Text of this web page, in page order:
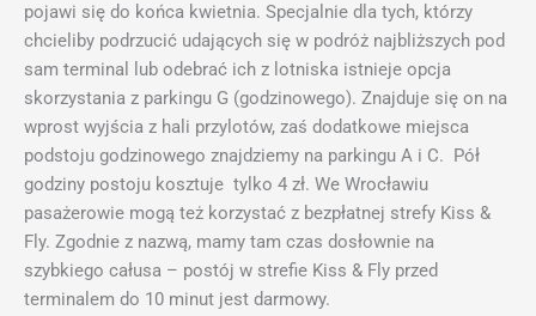
pojawi się do końca kwietnia. Specjalnie dla tych, którzy
chcieliby podrzucić udających się w podróż najbliższych pod
sam terminal lub odebrać ich z lotniska istnieje opcja
skorzystania z parkingu G (godzinowego). Znajduje się on na
wprost wyjścia z hali przylotów, zaś dodatkowe miejsca
podstoju godzinowego znajdziemy na parkingu A i C. Pół
godziny postoju kosztuje tylko 4 zł. We Wrocławiu
pasażerowie mogą też korzystać z bezpłatnej strefy Kiss &
Fly. Zgodnie z nazwą, mamy tam czas dosłownie na
szybkiego całusa – postój w strefie Kiss & Fly przed
terminalem do 10 minut jest darmowy.